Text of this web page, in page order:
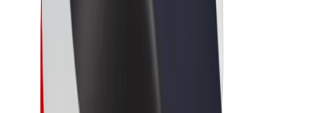
სკუტერები
Bolt Market
Bolt Food
Bolt Drive